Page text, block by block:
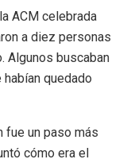
ACM celebrada
a diez personas
Algunos buscaban
quedado
fue un paso más
cómo era el